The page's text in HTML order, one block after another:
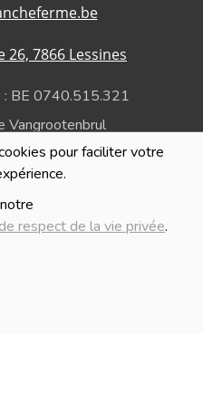
pour faciliter votre
respect de la vie privée.
26, 7866 Lessines
: BE 0740.515.321
Vangrootenbrul
et de respect de la vie